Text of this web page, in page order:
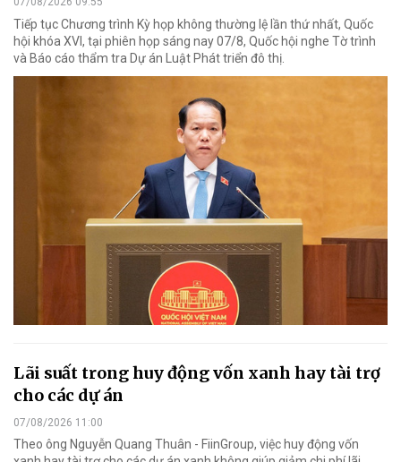
Tiếp tục Chương trình Kỳ họp không thường lệ lần thứ nhất, Quốc
hội khóa XVI, tại phiên họp sáng nay 07/8, Quốc hội nghe Tờ trình
và Báo cáo thẩm tra Dự án Luật Phát triển đô thị.
Lãi suất trong huy động vốn xanh hay tài trợ
cho các dự án
07/08/2026 11:00
Theo ông Nguyễn Quang Thuân - FiinGroup, việc huy động vốn